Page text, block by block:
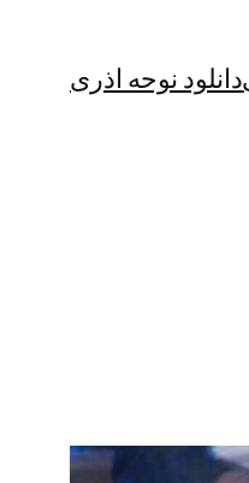
دانلود نوحه اذری